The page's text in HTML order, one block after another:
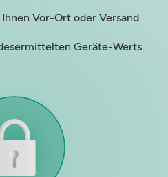
Ihnen Vor-Ort oder Versand
Geräte-Werts